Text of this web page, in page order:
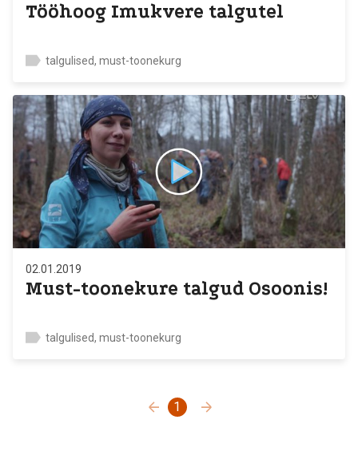
Tööhoog Imukvere talgutel
talgulised, must-toonekurg
02.01.2019
Must-toonekure talgud Osoonis!
talgulised, must-toonekurg
1